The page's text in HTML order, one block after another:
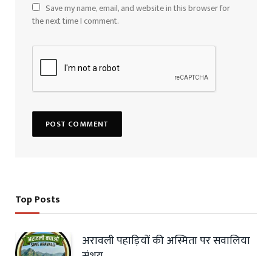
Save my name, email, and website in this browser for
the next time I comment.
Top Posts
अरावली पहाड़ियों की अस्मिता पर सवालिया